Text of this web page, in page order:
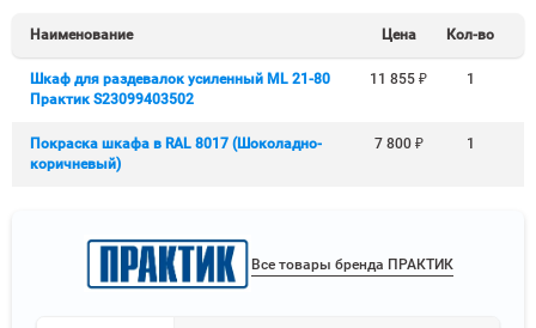
Наименование Цена Кол-во
Шкаф для раздевалок усиленный ML 21-80
Практик S23099403502
11 855₽ 1
Покраска шкафа в RAL 8017 (Шоколадно-
коричневый)
7 800 ₽ 1
Все товары бренда ПРАКТИК